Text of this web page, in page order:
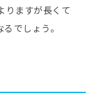
りますが長くて
でしょう。